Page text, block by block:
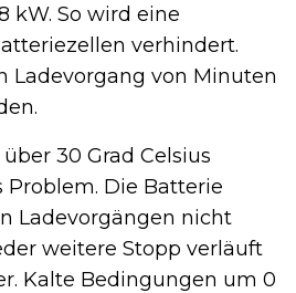
kW. So wird eine
verhindert.
Ladevorgang von Minuten
30 Grad Celsius
Problem. Die Batterie
Ladevorgängen nicht
weitere Stopp verläuft
Kalte Bedingungen um 0